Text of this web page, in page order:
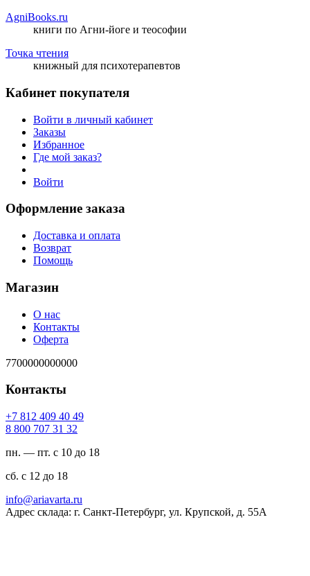
AgniBooks.ru
книги по Агни-йоге и теософии
Точка чтения
книжный для психотерапевтов
Кабинет покупателя
Войти в личный кабинет
Заказы
Избранное
Где мой заказ?
Войти
Оформление заказа
Доставка и оплата
Возврат
Помощь
Магазин
О нас
Контакты
Оферта
7700000000000
Контакты
94 04 904 218 7+
23 13 707 008 8
пн. — пт. с 10 до 18
сб. с 12 до 18
ur.atravaira@ofni
Адрес склада: г. Санкт-Петербург, ул. Крупской, д. 55А